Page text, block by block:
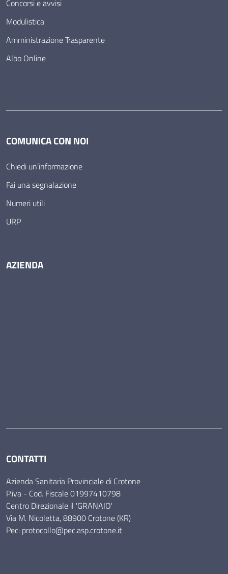
Concorsi e avvisi
Modulistica
Amministrazione Trasparente
Albo Online
COMUNICA CON NOI
Chiedi un’informazione
Fai una segnalazione
Numeri utili
URP
AZIENDA
CONTATTI
Azienda Sanitaria Provinciale di Crotone
P.iva - Cod. Fiscale 01997410798
Centro Direzionale il 'GRANAIO'
Via M. Nicoletta, 88900 Crotone (KR)
Pec: protocollo@pec.asp.crotone.it